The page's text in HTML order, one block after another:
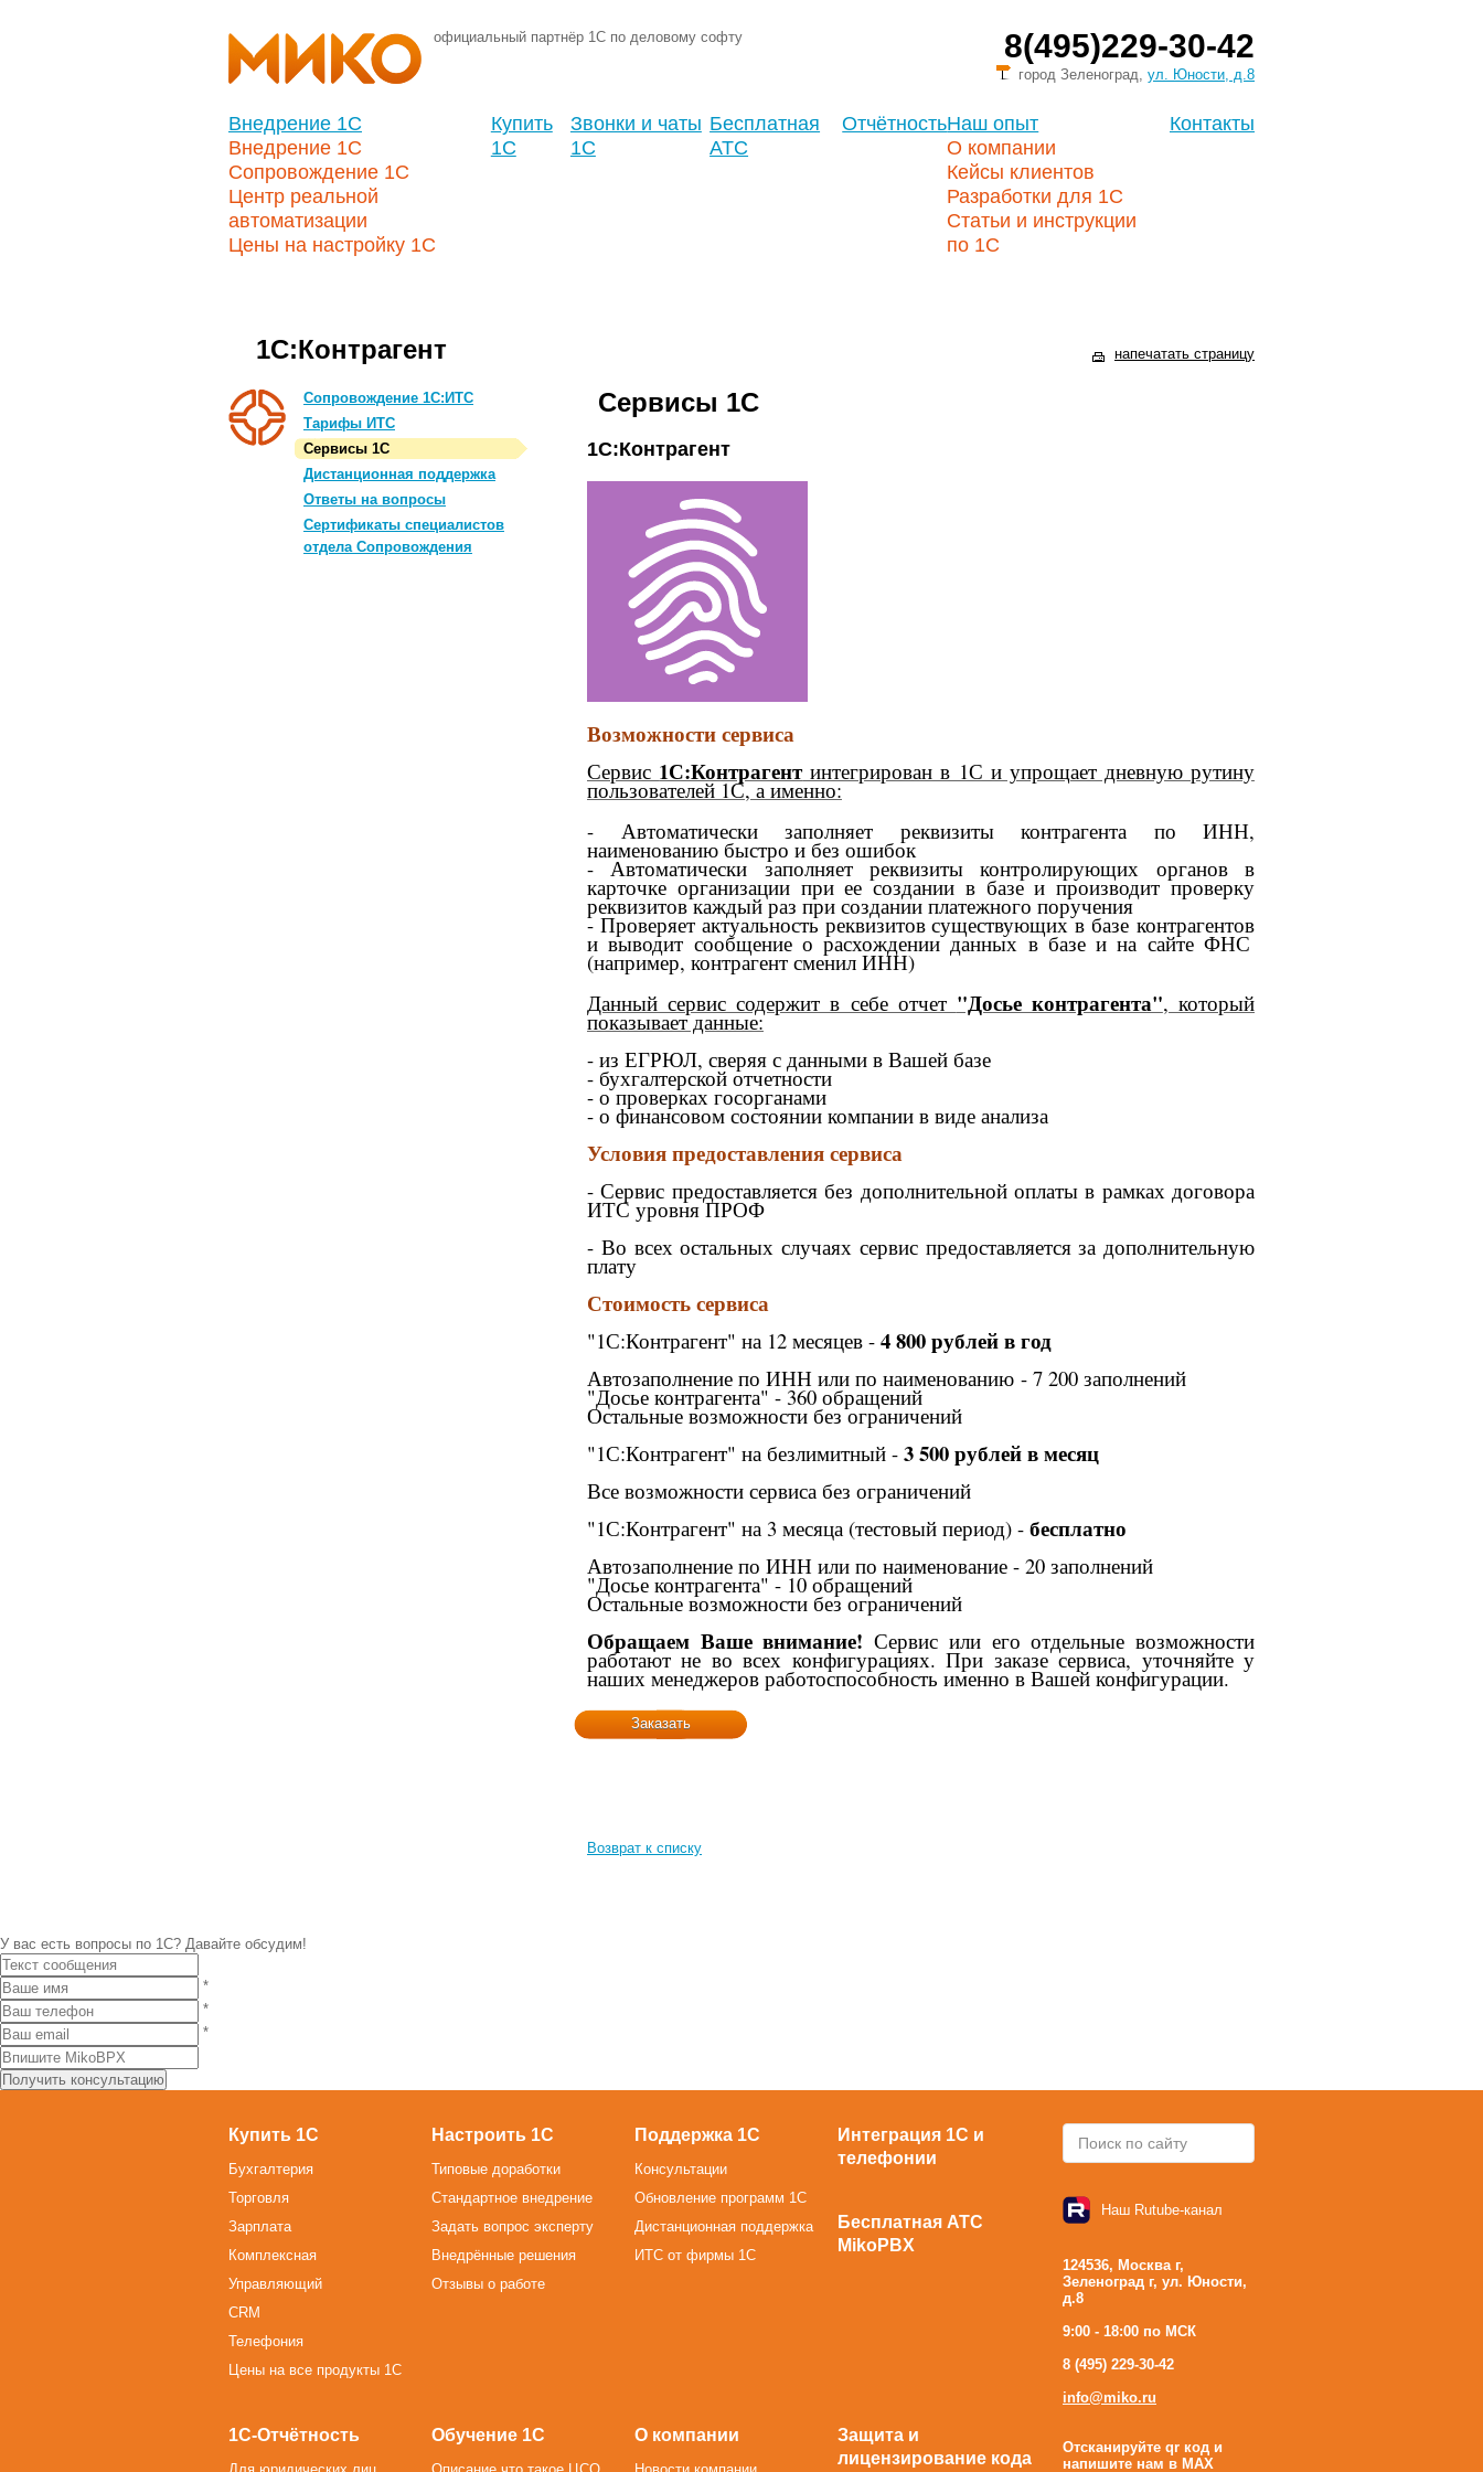
официальный партнёр 1С по деловому софту 8(495)229-30-42
город Зеленоград, ул. Юности, д.8
Внедрение 1С
Внедрение 1С
Сопровождение 1С
Центр реальной
автоматизации
Цены на настройку 1С
Купить
1С
Звонки и чаты
1С
Бесплатная
АТС
ОтчётностьНаш опыт
О компании
Кейсы клиентов
Разработки для 1С
Статьи и инструкции
по 1С
Контакты
1С:Контрагент
Сопровождение 1С:ИТС
Тарифы ИТС
Сервисы 1С
Дистанционная поддержка
Ответы на вопросы
Сертификаты специалистов
отдела Сопровождения
напечатать страницу
Сервисы 1С
1С:Контрагент
Возможности сервиса
Сервис 1С:Контрагентинтегрирован в 1С и упрощает дневную рутину
пользователей 1С, а именно:
- Автоматически заполняет реквизиты контрагента по ИНН,
наименованию быстро и без ошибок
-Автоматически заполняет реквизиты контролирующих органовв
карточке организации при ее создании в базе и производит проверку
реквизитов каждый раз при создании платежного поручения
- Проверяет актуальность реквизитов существующих в базе контрагентов
и выводит сообщение о расхождении данных в базе и на сайте ФНС
(например, контрагент сменил ИНН)
Данный сервис содержит в себе отчет "Досье контрагента", который
показывает данные:
- из ЕГРЮЛ, сверяя с данными в Вашей базе
- бухгалтерской отчетности
- о проверках госорганами
- о финансовом состоянии компании в виде анализа
Условия предоставления сервиса
- Сервис предоставляется без дополнительной оплатыв рамках договора
ИТС уровня ПРОФ
- Во всех остальных случаях сервис предоставляетсяза дополнительную
плату
Стоимость сервиса
"1С:Контрагент" на 12 месяцев - 4 800 рублей в год
Автозаполнение по ИНН или по наименованию - 7 200 заполнений
"Досье контрагента" - 360 обращений
Остальные возможности без ограничений
"1С:Контрагент" на безлимитный - 3 500 рублей в месяц
Все возможности сервиса без ограничений
"1С:Контрагент" на 3 месяца (тестовый период) - бесплатно
Автозаполнение по ИНН или по наименование - 20 заполнений
"Досье контрагента" - 10 обращений
Остальные возможности без ограничений
Обращаем Ваше внимание! Сервис или его отдельные возможности
работают не во всех конфигурациях. При заказе сервиса, уточняйте у
наших менеджеров работоспособность именно в Вашей конфигурации.
Заказать
Возврат к списку
У вас есть вопросы по 1С? Давайте обсудим!
*
*
*
Купить 1С
Бухгалтерия
Торговля
Зарплата
Комплексная
Управляющий
CRM
Телефония
Цены на все продукты 1С
Настроить 1С
Типовые доработки
Стандартное внедрение
Задать вопрос эксперту
Внедрённые решения
Отзывы о работе
Поддержка 1С
Консультации
Обновление программ 1С
Дистанционная поддержка
ИТС от фирмы 1С
Интеграция 1С и
телефонии
Бесплатная АТС
MikoPBX
1С-Отчётность Обучение 1С О компании
Защита и
лицензирование кода
Наш Rutube-канал
124536, Москва г,
Зеленоград г, ул. Юности,
д.8
9:00 - 18:00 по МСК
8 (495) 229-30-42
info@miko.ru
Отсканируйте qr код и
напишите нам в MAX